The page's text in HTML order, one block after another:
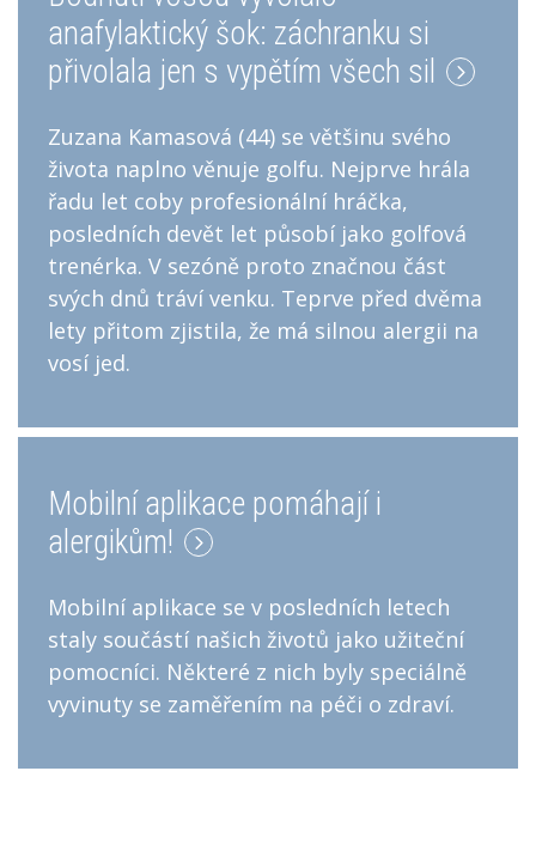
anafylaktický šok: záchranku si
přivolala jen s vypětím všech sil
Zuzana Kamasová (44) se většinu svého
života naplno věnuje golfu. Nejprve hrála
řadu let coby profesionální hráčka,
posledních devět let působí jako golfová
trenérka. V sezóně proto značnou část
svých dnů tráví venku. Teprve před dvěma
lety přitom zjistila, že má silnou alergii na
vosí jed.
Mobilní aplikace pomáhají i
alergikům!
Mobilní aplikace se v posledních letech
staly součástí našich životů jako užiteční
pomocníci. Některé z nich byly speciálně
vyvinuty se zaměřením na péči o zdraví.